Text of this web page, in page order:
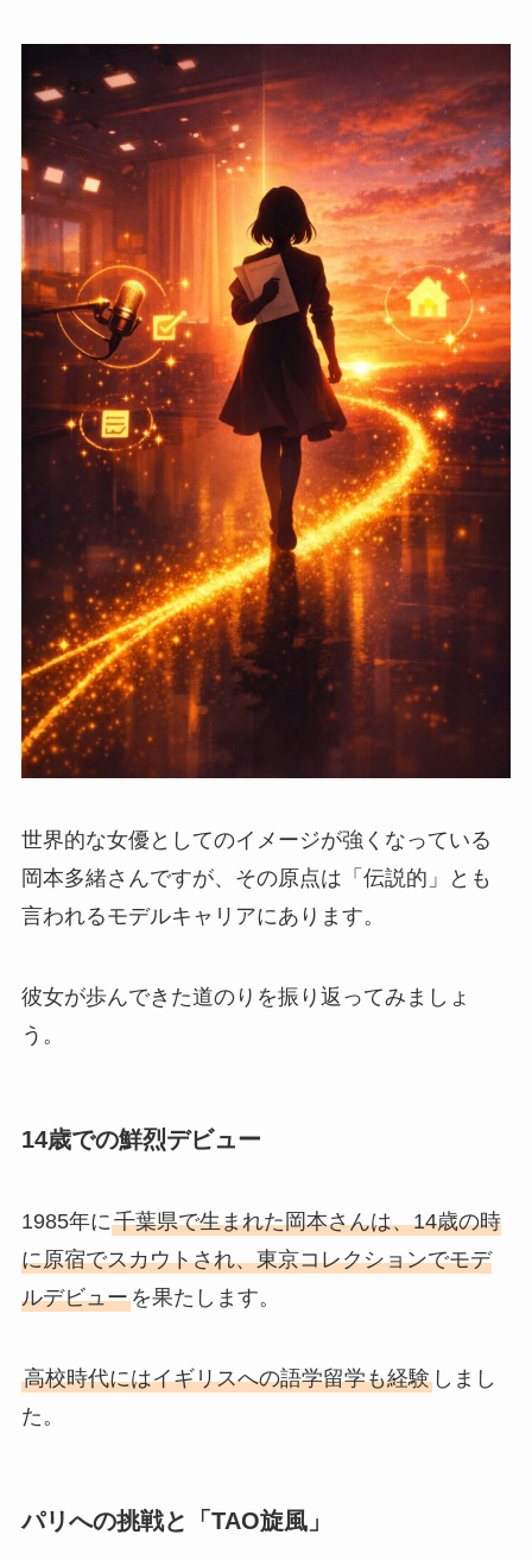
世界的な女優としてのイメージが強くなっている
岡本多緒さんですが、その原点は「伝説的」とも
言われるモデルキャリアにあります。
彼女が歩んできた道のりを振り返ってみましょ
う。
14歳での鮮烈デビュー
1985年に千葉県で生まれた岡本さんは、14歳の時
に原宿でスカウトされ、東京コレクションでモデ
ルデビューを果たします。
高校時代にはイギリスへの語学留学も経験しまし
た。
パリへの挑戦と「TAO旋風」